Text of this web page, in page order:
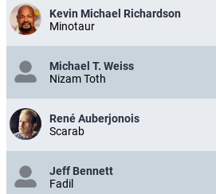
Kevin Michael Richardson
Minotaur
Michael T. Weiss
Nizam Toth
René Auberjonois
Scarab
Jeff Bennett
Fadil